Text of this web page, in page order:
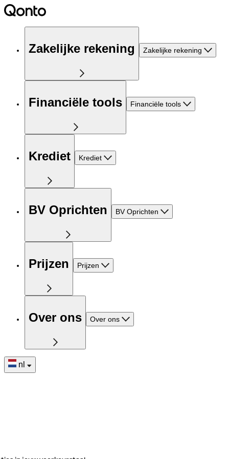
Zakelijke rekening Zakelijke rekening
Financiële tools Financiële tools
Krediet Krediet
BV Oprichten BV Oprichten
Prijzen Prijzen
Over ons Over ons
nl